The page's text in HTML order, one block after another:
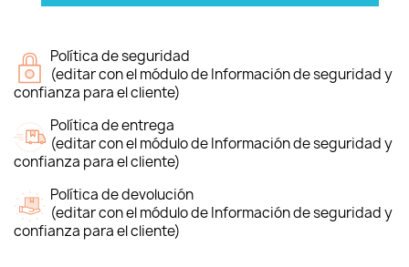
Política de seguridad
(editar con el módulo de Información de seguridad y
confianza para el cliente)
Política de entrega
(editar con el módulo de Información de seguridad y
confianza para el cliente)
Política de devolución
(editar con el módulo de Información de seguridad y
confianza para el cliente)